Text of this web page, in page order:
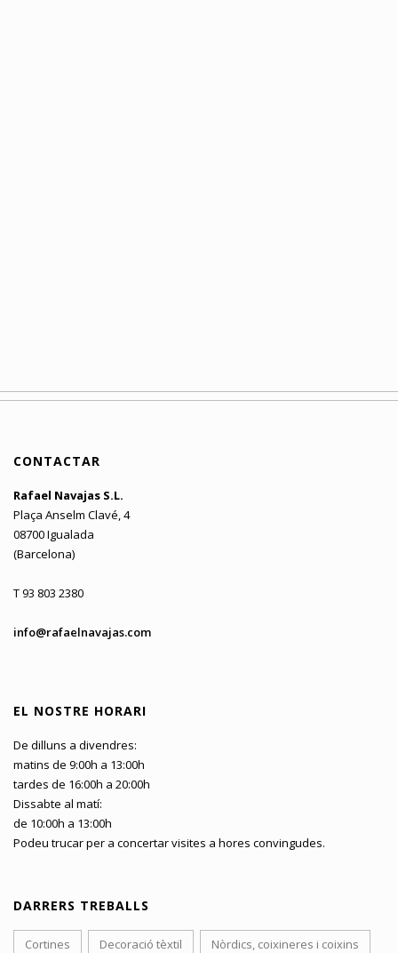
CONTACTAR
Rafael Navajas S.L.
Plaça Anselm Clavé, 4
08700 Igualada
(Barcelona)
T 93 803 2380
info@rafaelnavajas.com
EL NOSTRE HORARI
De dilluns a divendres:
matins de 9:00h a 13:00h
tardes de 16:00h a 20:00h
Dissabte al matí:
de 10:00h a 13:00h
Podeu trucar per a concertar visites a hores convingudes.
DARRERS TREBALLS
Cortines Decoració tèxtil Nòrdics, coixineres i coixins